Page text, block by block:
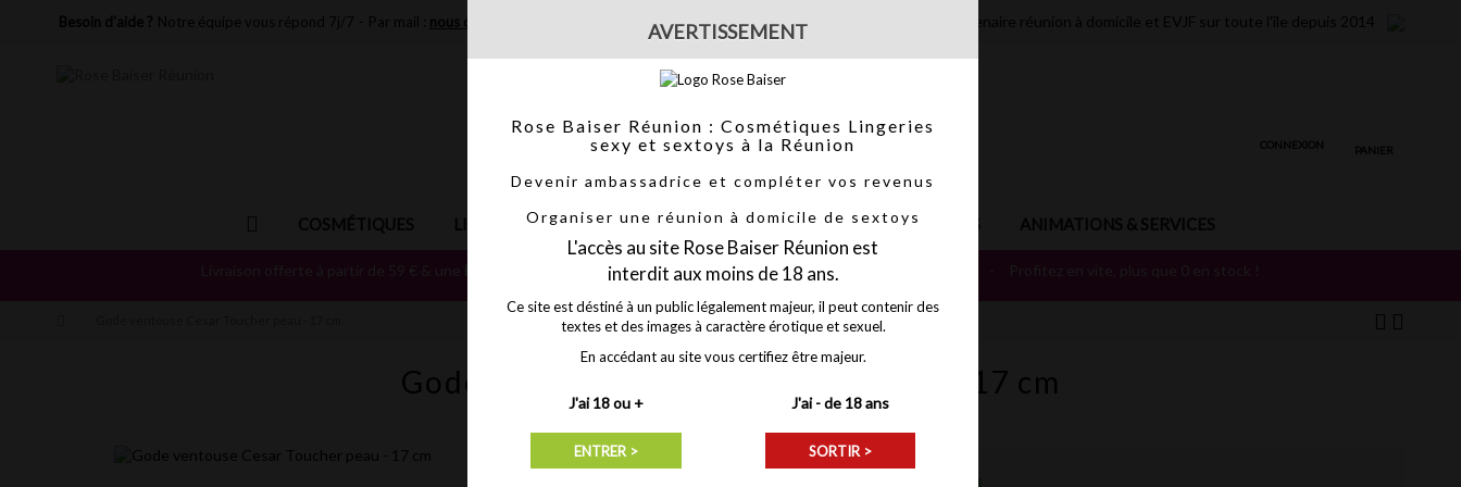
Besoin d'aide ? Notre équipe vous répond 7j/7 Par mail : nous contacter Sur les réseaux sociaux - Par téléphone : Votre partenaire réunion à domicile et EVJF sur toute l'île depuis 2014
PANIER
CONNEXION
AVERTISSEMENT
Rose Baiser Réunion : Cosmétiques Lingeries
sexy et sextoys à la Réunion
Devenir ambassadrice et compléter vos revenus
Organiser une réunion à domicile de sextoys
L'accès au site Rose Baiser Réunion est
interdit aux moins de 18 ans.
Ce site est déstiné à un public légalement majeur, il peut contenir des
textes et des images à caractère érotique et sexuel.
En accédant au site vous certifiez être majeur.
J'ai 18 ou + J'ai - de 18 ans
ENTRER > SORTIR >
LINGERIES ACCESSOIRES NOUVEAUTÉS PROMOTIONS
offert pour toutes commande supérieure à 80 €, avec le code
Gode ventouse Cesar Toucher peau - 17 cm
Fabricant : 182841
Agrandir